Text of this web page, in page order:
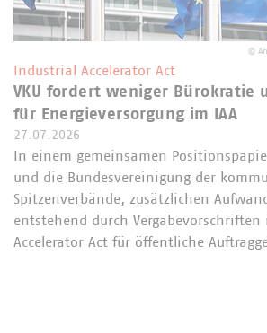
©
Industrial Accelerator Act
VKU fordert weniger Bürokratie
für Energieversorgung im IAA
27.07.2026
In einem gemeinsamen
und die Bundesvereinigung der
Spitzenverbände, zusätzlichen
entstehend durch Vergabevorschriften
Accelerator Act für öffentliche